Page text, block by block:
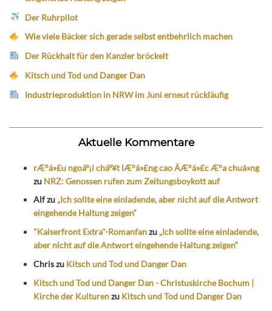
Der Ruhrpilot
Wie viele Bäcker sich gerade selbst entbehrlich machen
Der Rückhalt für den Kanzler bröckelt
Kitsch und Tod und Danger Dan
Industrieproduktion in NRW im Juni erneut rückläufig
Aktuelle Kommentare
rÆ°á»£u ngoáº¡i cháº¥t lÆ°á»£ng cao ÄÆ°á»£c Æ°a chuá»ng
zu NRZ: Genossen rufen zum Zeitungsboykott auf
Alfzu „Ich sollte eine einladende, aber nicht auf die Antwort
eingehende Haltung zeigen“
"Kaiserfront Extra"-Romanfanzu „Ich sollte eine einladende,
aber nicht auf die Antwort eingehende Haltung zeigen“
Chriszu Kitsch und Tod und Danger Dan
Kitsch und Tod und Danger Dan - Christuskirche Bochum |
Kirche der Kulturenzu Kitsch und Tod und Danger Dan